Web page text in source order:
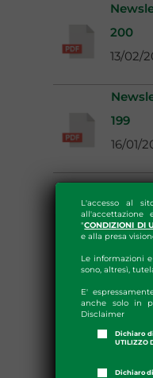
L'accesso al
"CONDIZIONI DI
e alla presa
Le informazioni
sono, altresì,
E'
anche solo in
Disclaimer
Dichiaro
UTILIZZO
Dichiaro
200
13/02/
199
16/01/